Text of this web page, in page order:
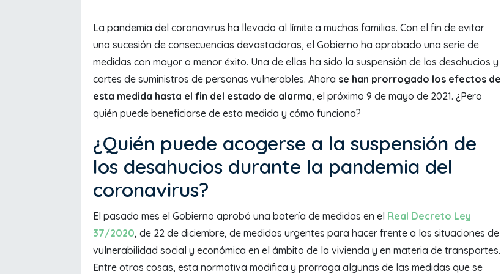
La pandemia del coronavirus ha llevado al límite a muchas familias. Con el fin de evitar
una sucesión de consecuencias devastadoras, el Gobierno ha aprobado una serie de
medidas con mayor o menor éxito. Una de ellas ha sido la suspensión de los desahucios y
cortes de suministros de personas vulnerables. Ahora se han prorrogado los efectos de
esta medida hasta el fin del estado de alarma, el próximo 9 de mayo de 2021. ¿Pero
quién puede beneficiarse de esta medida y cómo funciona?
¿Quién puede acogerse a la suspensión de
los desahucios durante la pandemia del
coronavirus?
El pasado mes el Gobierno aprobó una batería de medidas en el Real Decreto Ley
37/2020, de 22 de diciembre, de medidas urgentes para hacer frente a las situaciones de
vulnerabilidad social y económica en el ámbito de la vivienda y en materia de transportes.
Entre otras cosas, esta normativa modifica y prorroga algunas de las medidas que se